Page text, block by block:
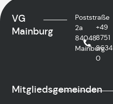
VG
Mainburg
Poststraße
2a
84048
Mainburg
+49
8751
8634
0
Mitgliedsgemeinden